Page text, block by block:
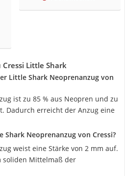
Little Shark
Little Shark Neoprenanzug von
ist zu 85 % aus Neopren und zu
Dadurch erreicht der Anzug eine
Neoprenanzug von Cressi?
weist eine Stärke von 2 mm auf.
soliden Mittelmaß der